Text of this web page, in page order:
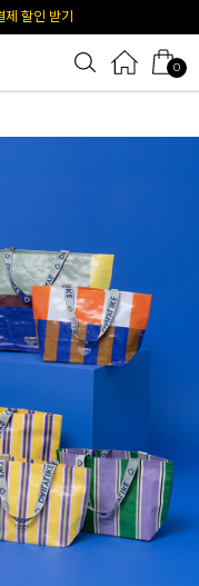
할인 쿠폰
0